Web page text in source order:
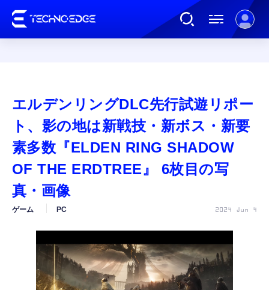
AI
ガジェット
カルチャー
公式ストア
エルデンリングDLC先行試遊リポー
ト、影の地は新戦技・新ボス・新要
素多数『ELDEN RING SHADOW
OF THE ERDTREE』 6枚目の写
真・画像
ゲーム PC 2024 Jun 4